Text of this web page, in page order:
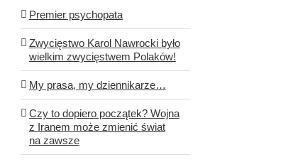
Premier psychopata
Zwycięstwo Karol Nawrocki było
wielkim zwycięstwem Polaków!
My prasa, my dziennikarze…
Czy to dopiero początek? Wojna
z Iranem może zmienić świat
na zawsze